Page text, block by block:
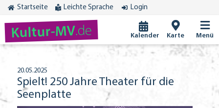
Startseite Leichte Sprache Login
Kultur-MV.de Kalender Karte Menü
20.05.2025
Spielt! 250 Jahre Theater für die
Seenplatte